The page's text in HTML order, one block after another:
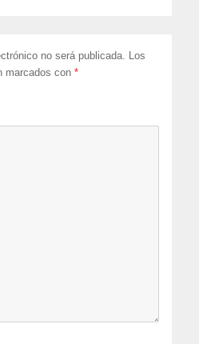
no será publicada. Los
marcados con*